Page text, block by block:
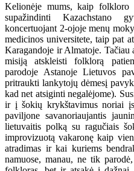
Kelionėje mums, kaip folkloro
supažindinti Kazachstano
koncertuojant 2-ojoje menų
medicinos universitete, taip pat
Karagandoje ir Almatoje. Tačiau
misiją atskleisti folklorą
parodoje Astanoje Lietuvos
pritraukti lankytojų dėmesį
kad net atsiginti negalėjome).
ir į šokių krykštavimus noriai
paviljone savanoriaujantis
lietuvaitis polką su ragučiais
improvizuotą vakaronę kaip
atradimas ir kai kuriems
namuose, manau, ne tik